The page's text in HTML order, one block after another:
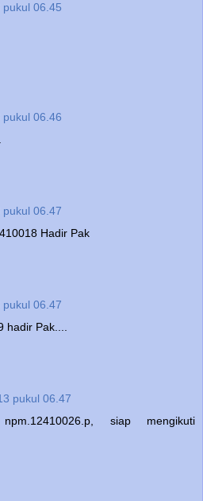
pukul 06.45
pukul 06.46
pukul 06.47
Hadir Pak
pukul 06.47
hadir Pak....
pukul 06.47
siap mengikuti